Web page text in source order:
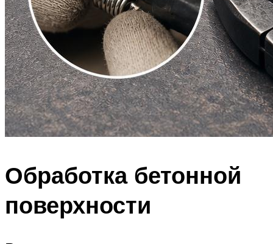
Обработка бетонной
поверхности